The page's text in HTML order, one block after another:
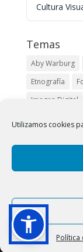
Utilizamos cookies
Política
Cultura
Temas
Aby Warburg
Etnografía
Imagen Digital